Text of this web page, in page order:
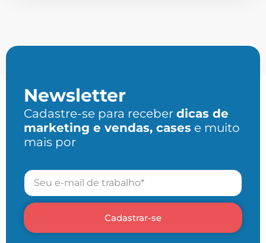
Newsletter
Cadastre-se para receber dicas de
marketing e vendas, cases e muito
mais por
Cadastrar-se